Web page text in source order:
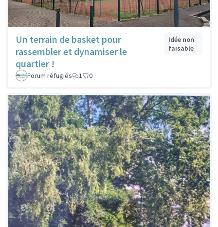
Un terrain de basket pour
rassembler et dynamiser le
quartier !
Idée non
faisable
Forum réfugiés 1 0